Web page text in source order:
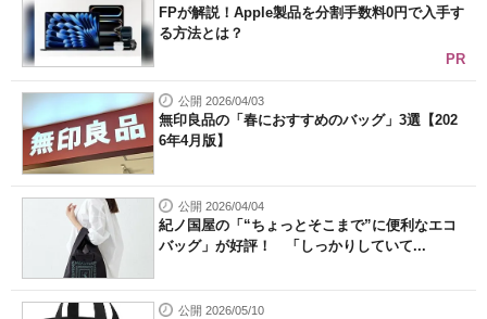
FPが解説！Apple製品を分割手数料0円で入手す
る方法とは？
PR
公開 2026/04/03
無印良品の「春におすすめのバッグ」3選【202
6年4月版】
公開 2026/04/04
紀ノ国屋の「“ちょっとそこまで”に便利なエコ
バッグ」が好評！ 「しっかりしていて...
公開 2026/05/10